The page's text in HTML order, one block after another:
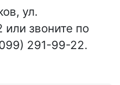
ул.
звоните по
291-99-22.